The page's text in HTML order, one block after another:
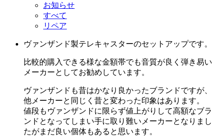
お知らせ
すべて
リペア
ヴァンザンド製テレキャスターのセットアップです。
比較的購入できる様な金額帯でも音質が良く弾き易い
メーカーとしてお勧めしています。
ヴァンザンドも昔はかなり良かったブランドですが、
他メーカーと同じく昔と変わった印象はあります。
値段もヴァンザンドに限らず値上がりして高額なブラ
ンドとなってしまい手に取り難いメーカーとなりまし
たがまだ良い個体もあると思います。